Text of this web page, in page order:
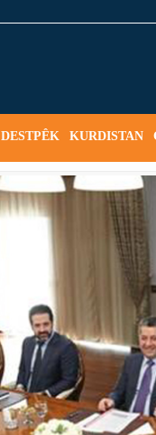
DESTPÊK KURDISTAN